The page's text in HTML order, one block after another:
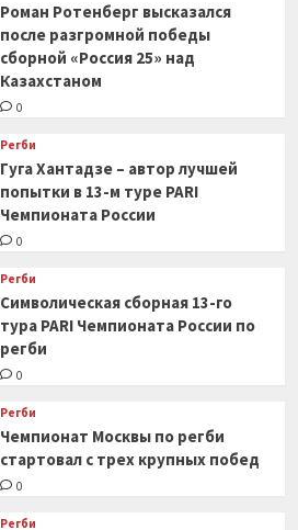
Роман Ротенберг высказался
после разгромной победы
сборной «Россия 25» над
Казахстаном
0
Регби
Гуга Хантадзе – автор лучшей
попытки в 13-м туре PARI
Чемпионата России
0
Регби
Символическая сборная 13-го
тура PARI Чемпионата России по
регби
0
Регби
Чемпионат Москвы по регби
стартовал с трех крупных побед
0
Регби